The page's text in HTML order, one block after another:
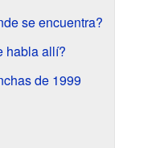
se encuentra?
habla allí?
de 1999